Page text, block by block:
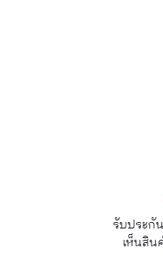
รับประกั
เห็นสิน